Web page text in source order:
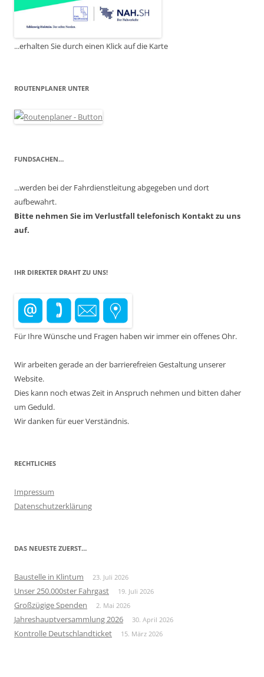
...erhalten Sie durch einen Klick auf die Karte
ROUTENPLANER UNTER
FUNDSACHEN…
...werden bei der Fahrdienstleitung abgegeben und dort
aufbewahrt.
Bitte nehmen Sie im Verlustfall telefonisch Kontakt zu uns
auf.
IHR DIREKTER DRAHT ZU UNS!
Für Ihre Wünsche und Fragen haben wir immer ein offenes Ohr.
Wir arbeiten gerade an der barrierefreien Gestaltung unserer
Website.
Dies kann noch etwas Zeit in Anspruch nehmen und bitten daher
um Geduld.
Wir danken für euer Verständnis.
RECHTLICHES
Impressum
Datenschutzerklärung
DAS NEUESTE ZUERST…
Baustelle in Klintum 23. Juli 2026
Unser 250.000ster Fahrgast 19. Juli 2026
Großzügige Spenden 2. Mai 2026
Jahreshauptversammlung 2026 30. April 2026
Kontrolle Deutschlandticket 15. März 2026